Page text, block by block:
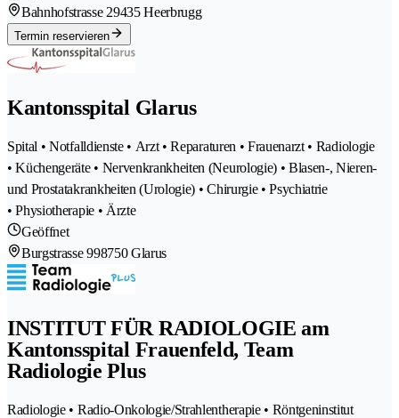
Bahnhofstrasse 29435 Heerbrugg
Termin reservieren
Kantonsspital Glarus
Spital • Notfalldienste • Arzt • Reparaturen • Frauenarzt • Radiologie
• Küchengeräte • Nervenkrankheiten (Neurologie) • Blasen-, Nieren-
und Prostatakrankheiten (Urologie) • Chirurgie • Psychiatrie
• Physiotherapie • Ärzte
Geöffnet
Burgstrasse 998750 Glarus
INSTITUT FÜR RADIOLOGIE am
Kantonsspital Frauenfeld, Team
Radiologie Plus
Radiologie • Radio-Onkologie/Strahlentherapie • Röntgeninstitut